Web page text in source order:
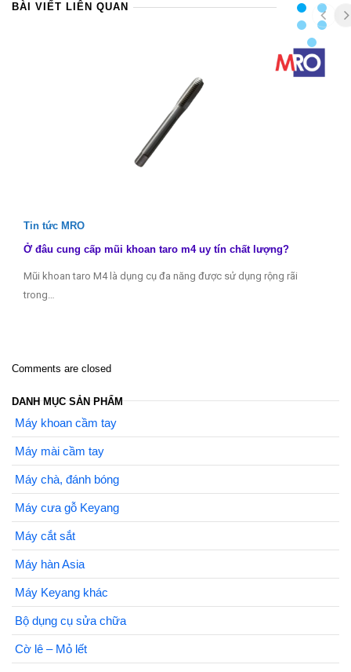
BÀI VIẾT LIÊN QUAN
Tin tức MRO
Ở đâu cung cấp mũi khoan taro m4 uy tín chất lượng?
Mũi khoan taro M4 là dụng cụ đa năng được sử dụng rộng rãi
trong…
Comments are closed
DANH MỤC SẢN PHẨM
Máy khoan cầm tay
Máy mài cầm tay
Máy chà, đánh bóng
Máy cưa gỗ Keyang
Máy cắt sắt
Máy hàn Asia
Máy Keyang khác
Bộ dụng cụ sửa chữa
Cờ lê – Mỏ lết